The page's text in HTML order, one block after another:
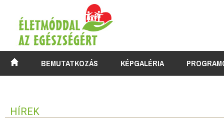
BEMUTATKOZÁS KÉPGALÉRIA
HÍREK